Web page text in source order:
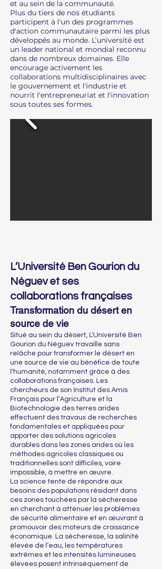
et au sein de la communauté.
Plus du tiers de nos étudiants
participent à l'un des programmes
d'action communautaire parmi les plus
développés au monde. L’université est
un leader national et mondial reconnu
dans de nombreux domaines. Elle
encourage activement les
collaborations multidisciplinaires avec
le gouvernement et l'industrie et
nourrit l'entrepreneuriat et l'innovation
sous toutes ses formes.
L’Université Ben Gourion du
Néguev et ses
collaborations françaises
Transformation du désert en
source de vie
Situé au sein du désert, L’Université Ben
Gourion du Néguev travaille sans
relâche pour transformer le désert en
une source de vie au bénéfice de toute
l'humanité, notamment grâce à des
collaborations françaises. Les
chercheurs de son Institut des Amis
Français pour l’Agriculture et la
Biotechnologie des terres arides
effectuent des travaux de recherches
fondamentales et appliquées pour
apporter des solutions agricoles
durables dans les zones arides où les
méthodes agricoles classiques ou
traditionnelles sont difficiles, voire
impossible, à mettre en œuvre.
La science tente de répondre aux
besoins des populations résidant dans
ces zones touchées par la sécheresse
en cherchant à atténuer les problèmes
de sécurité alimentaire et en œuvrant à
promouvoir des moteurs de croissance
économique. La sécheresse, la salinité
élevée de l’eau, les températures
extrêmes et les intensités lumineuses
élevées posent intrinsèquement de